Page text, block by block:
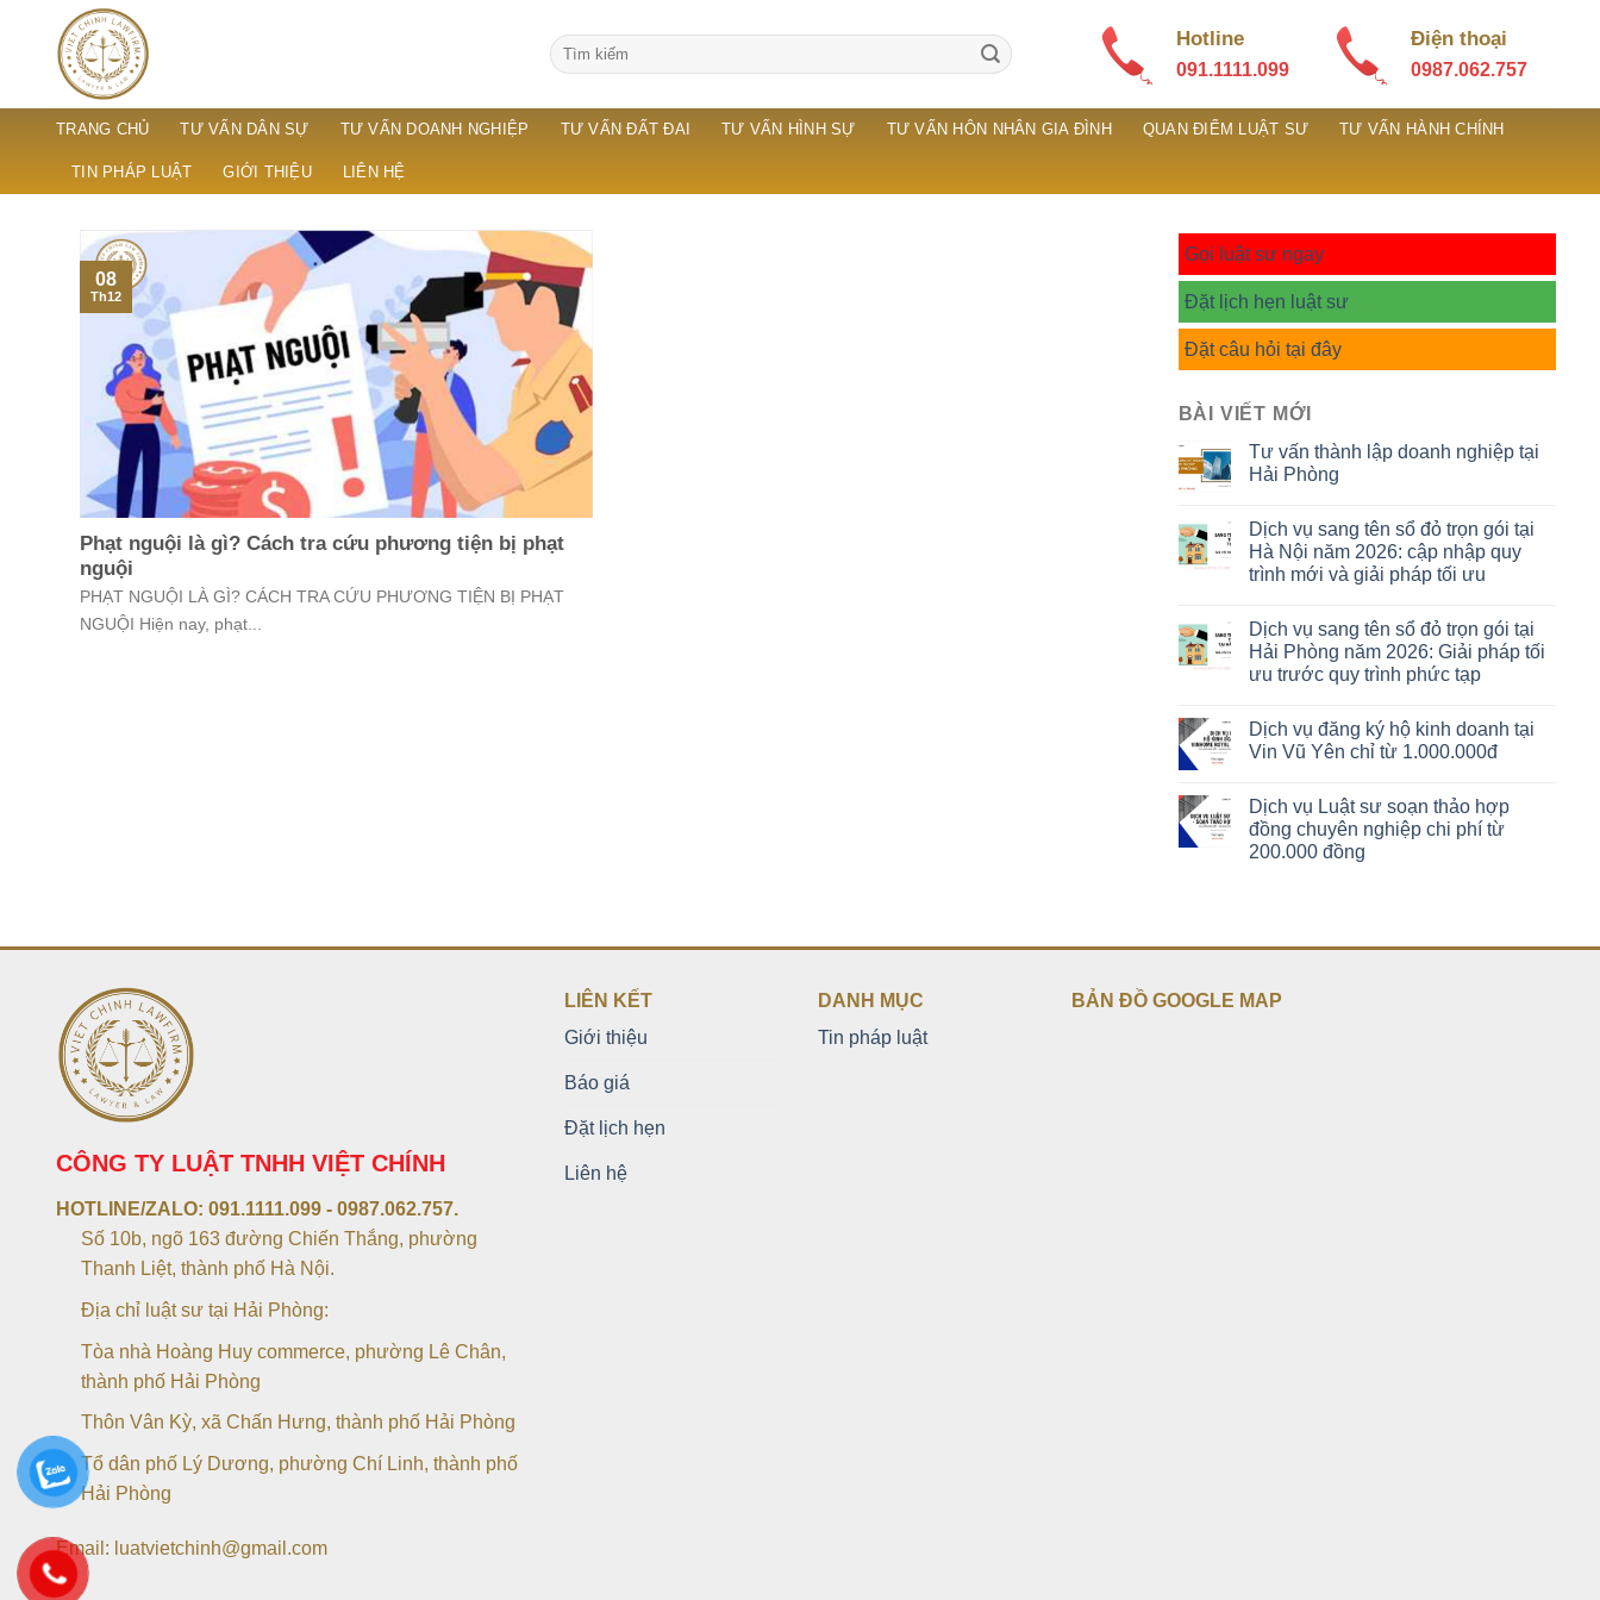
content
Hotline
091.1111.099
Điện thoại
0987.062.757
TRANG CHỦ TƯ VẤN DÂN SỰ TƯ VẤN DOANH NGHIỆP TƯ VẤN ĐẤT ĐAI TƯ VẤN HÌNH SỰ TƯ VẤN HÔN NHÂN GIA ĐÌNH QUAN ĐIỂM LUẬT SƯ TƯ VẤN HÀNH CHÍNH
TIN PHÁP LUẬT GIỚI THIỆU LIÊN HỆ
Phạt nguội là gì? Cách tra cứu phương tiện bị phạt
nguội
PHẠT NGUỘI LÀ GÌ? CÁCH TRA CỨU PHƯƠNG TIỆN BỊ PHẠT
NGUỘI Hiện nay, phạt...
08
Th12
Gọi luật sư ngay
Đặt lịch hẹn luật sư
Đặt câu hỏi tại đây
BÀI VIẾT MỚI
Tư vấn thành lập doanh nghiệp tại
Hải Phòng
Dịch vụ sang tên sổ đỏ trọn gói tại
Hà Nội năm 2026: cập nhập quy
trình mới và giải pháp tối ưu
Dịch vụ sang tên sổ đỏ trọn gói tại
Hải Phòng năm 2026: Giải pháp tối
ưu trước quy trình phức tạp
Dịch vụ đăng ký hộ kinh doanh tại
Vin Vũ Yên chỉ từ 1.000.000đ
Dịch vụ Luật sư soạn thảo hợp
đồng chuyên nghiệp chi phí từ
200.000 đồng
CÔNG TY LUẬT TNHH VIỆT CHÍNH
HOTLINE/ZALO: 091.1111.099 - 0987.062.757.
Số 10b, ngõ 163 đường Chiến Thắng, phường
Thanh Liệt, thành phố Hà Nội.
Địa chỉ luật sư tại Hải Phòng:
Tòa nhà Hoàng Huy commerce, phường Lê Chân,
thành phố Hải Phòng
Thôn Vân Kỳ, xã Chấn Hưng, thành phố Hải Phòng
Tổ dân phố Lý Dương, phường Chí Linh, thành phố
Hải Phòng
Email: luatvietchinh@gmail.com
LIÊN KẾT
Giới thiệu
Báo giá
Đặt lịch hẹn
Liên hệ
DANH MỤC
Tin pháp luật
BẢN ĐỒ GOOGLE MAP